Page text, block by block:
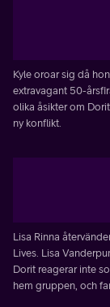
Kyle oroar sig då
extravagant 50-
olika åsikter om
ny konflikt.
Lisa Rinna
Lives. Lisa
Dorit reagerar inte
hem gruppen, och